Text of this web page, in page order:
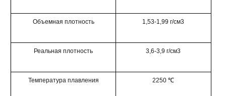
Объемная плотность 1,53-1,99 г/см3
Реальная плотность 3,6-3,9 г/см3
Температура плавления 2250℃